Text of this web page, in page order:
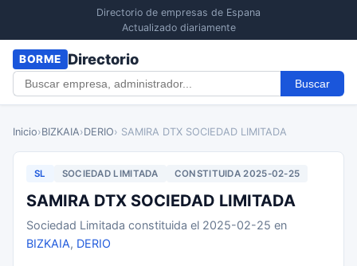
Directorio de empresas de Espana
Actualizado diariamente
BORME Directorio
Buscar
Inicio›BIZKAIA›DERIO› SAMIRA DTX SOCIEDAD LIMITADA
SL SOCIEDAD LIMITADA CONSTITUIDA 2025-02-25
SAMIRA DTX SOCIEDAD LIMITADA
Sociedad Limitada constituida el 2025-02-25 en
BIZKAIA, DERIO